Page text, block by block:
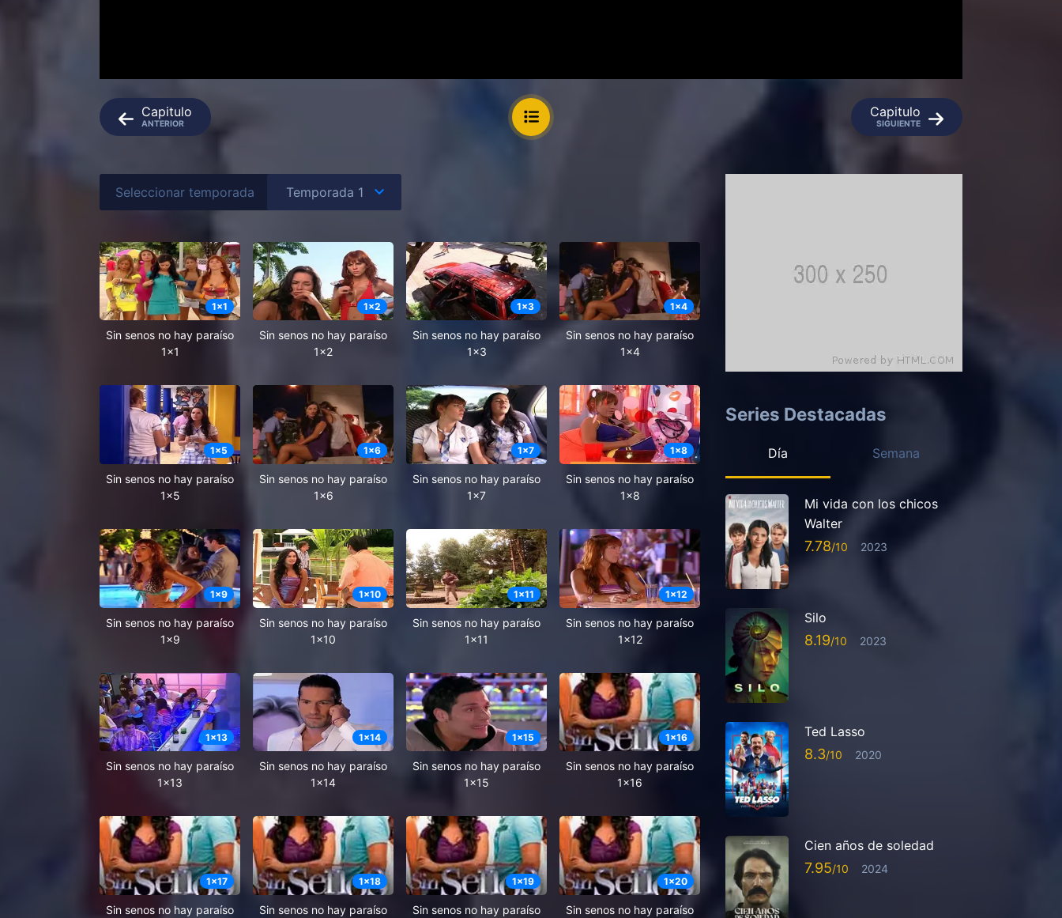
Capitulo
ANTERIOR
Capitulo
SIGUIENTE
Seleccionar temporada
1x1
Sin senos no hay paraíso
1x1
1x2
Sin senos no hay paraíso
1x2
1x3
Sin senos no hay paraíso
1x3
1x4
Sin senos no hay paraíso
1x4
1x5
Sin senos no hay paraíso
1x5
1x6
Sin senos no hay paraíso
1x6
1x7
Sin senos no hay paraíso
1x7
1x8
Sin senos no hay paraíso
1x8
1x9
Sin senos no hay paraíso
1x9
1x10
Sin senos no hay paraíso
1x10
1x11
Sin senos no hay paraíso
1x11
1x12
Sin senos no hay paraíso
1x12
1x13
Sin senos no hay paraíso
1x13
1x14
Sin senos no hay paraíso
1x14
1x15
Sin senos no hay paraíso
1x15
1x16
Sin senos no hay paraíso
1x16
1x17
Sin senos no hay paraíso
1x18
Sin senos no hay paraíso
1x19
Sin senos no hay paraíso
1x20
Sin senos no hay paraíso
Series Destacadas
Día Semana
Mi vida con los chicos
Walter
7.78 2023
Silo
8.19 2023
Ted Lasso
8.3 2020
Cien años de soledad
7.95 2024